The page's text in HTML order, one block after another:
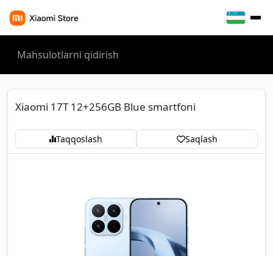
Xiaomi 17T 12+256GB Blue smartfoni
Taqqoslash Saqlash